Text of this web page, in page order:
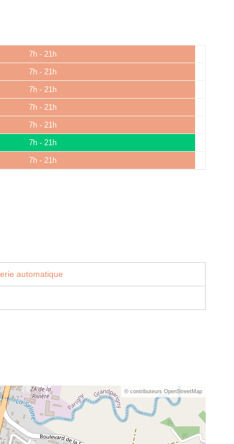
7h - 21h
7h - 21h
7h - 21h
7h - 21h
7h - 21h
7h - 21h
7h - 21h
automatique
© contributeurs OpenStreetMap